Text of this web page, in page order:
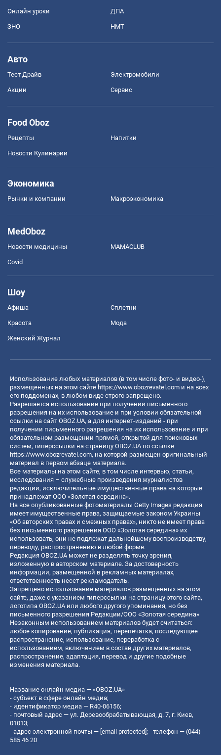
Онлайн уроки ДПА
ЗНО НМТ
Авто
Тест Драйв Электромобили
Акции Сервис
Food Oboz
Рецепты Напитки
Новости Кулинарии
Экономика
Рынки и компании Mакроэкономика
MedOboz
Новости медицины MAMACLUB
Covid
Шоу
Афиша Сплетни
Красота Мода
Женский Журнал
Использование любых материалов (в том числе фото- и видео-),
размещенных на этом сайте https://www.obozrevatel.com и на всех
его поддоменах, в любом виде строго запрещено.
Разрешается использование при получении письменного
разрешения на их использование и при условии обязательной
ссылки на сайт OBOZ.UA, а для интернет-изданий - при
получении письменного разрешения на их использование и при
обязательном размещении прямой, открытой для поисковых
систем, гиперссылки на страницу OBOZ.UA по ссылке
https://www.obozrevatel.com, на которой размещен оригинальный
материал в первом абзаце материала.
Все материалы на этом сайте, в том числе интервью, статьи,
исследования – служебные произведения журналистов
редакции, исключительные имущественные права на которые
принадлежат ООО «Золотая середина».
На все опубликованные фотоматериалы Getty Images редакция
имеет имущественные права, защищаемые законом Украины
«Об авторских правах и смежных правах», никто не имеет права
без письменного разрешения ООО «Золотая середина» их
использовать, они не подлежат дальнейшему воспроизводству,
переводу, распространению в любой форме.
Редакция OBOZ.UA может не разделять точку зрения,
изложенную в авторском материале. За достоверность
информации, размещенной в рекламных материалах,
ответственность несет рекламодатель.
Запрещено использование материалов размещенных на этом
сайте, даже с указанием гиперссылки на страницу этого сайта,
логотипа OBOZ.UA или любого другого упоминания, но без
письменного разрешения Редакции/ООО «Золотая середина»
Незаконным использованием материалов будет считаться:
любое копирование, публикация, перепечатка, последующее
распространение, использование, переработка с
использованием, включением в состав других материалов,
распространение, адаптация, перевод и другие подобные
изменения материала.
Название онлайн медиа — «OBOZ.UA»
- субъект в сфере онлайн медиа;
- идентификатор медиа — R40-06156;
- почтовый адрес — ул. Деревообрабатывающая, д. 7, г. Киев,
01013;
- адрес электронной почты — [email protected]; - телефон — (044)
585 46 20